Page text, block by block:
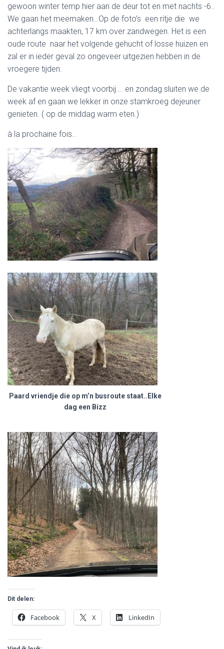
gewoon winter temp hier aan de deur tot en met nachts -6..
We gaan het meemaken…Op de foto’s een ritje die we
achterlangs maakten, 17 km over zandwegen. Het is een
oude route naar het volgende gehucht of losse huizen en
zal er in ieder geval zo ongeveer uitgezien hebben in de
vroegere tijden.
De vakantie week vliegt voorbij…. en zondag sluiten we de
week af en gaan we lekker in onze stamkroeg dejeuner
genieten. ( op de middag warm eten.)
à la prochaine fois..
Paard vriendje die op m’n busroute staat..Elke
dag een Bizz
Dit delen:
Facebook X LinkedIn